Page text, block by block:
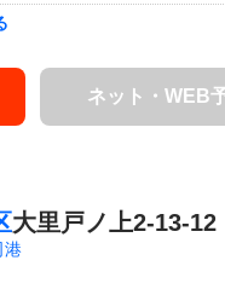
ネット・WEB
大里戸ノ上2-13-12
港